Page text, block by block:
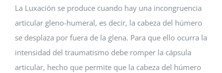
La Luxación se produce cuando hay una incongruencia
articular gleno-humeral, es decir, la cabeza del húmero
se desplaza por fuera de la glena. Para que ello ocurra la
intensidad del traumatismo debe romper la cápsula
articular, hecho que permite que la cabeza del húmero